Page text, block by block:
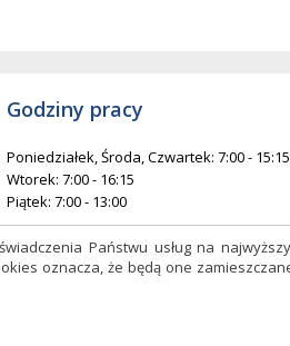
Państwu usług na
oznacza, że będą one
Godziny pracy
Poniedziałek, Środa, Czwartek: 7:00 - 15:15
Wtorek: 7:00 - 16:15
Piątek: 7:00 - 13:00